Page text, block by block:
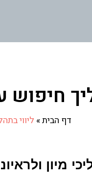
חיפוש
דף הבית» ליווי
מיון